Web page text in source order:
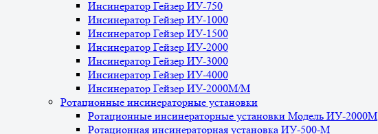
Инсинератор Гейзер ИУ-750
Инсинератор Гейзер ИУ-1000
Инсинератор Гейзер ИУ-1500
Инсинератор Гейзер ИУ-2000
Инсинератор Гейзер ИУ-3000
Инсинератор Гейзер ИУ-4000
Инсинератор Гейзер ИУ-2000М/М
Ротационные инсинераторные установки
Ротационные инсинераторные установки Модель ИУ-2000М
Ротационная инсинераторная установка ИУ-500-М